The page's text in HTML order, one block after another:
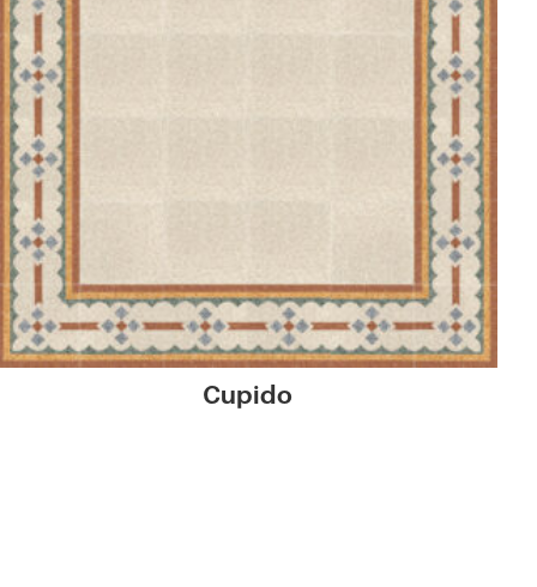
Cupido